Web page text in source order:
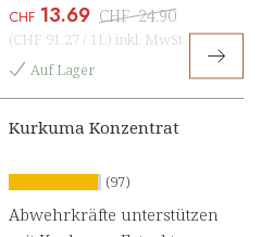
CHF 13.69 CHF 24.90
(CHF 91.27 / 1L) inkl. MwSt
Auf Lager
Kurkuma Konzentrat
(97)
Abwehrkräfte unterstützen